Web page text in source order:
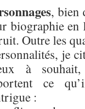
, bien
biographie
Outre les
je
à
ce
: